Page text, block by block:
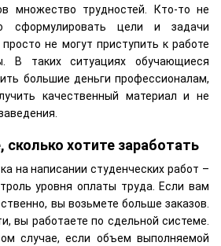
множество трудностей. Кто-то не
сформулировать цели и задачи
не могут приступить к работе
В таких ситуациях обучающиеся
большие деньги профессионалам,
качественный материал и не
хотите заработать
на написании студенческих работ –
уровня оплаты труда. Если вам
вы возьмете больше заказов.
вы работаете по сдельной системе.
случае, если объем выполняемой